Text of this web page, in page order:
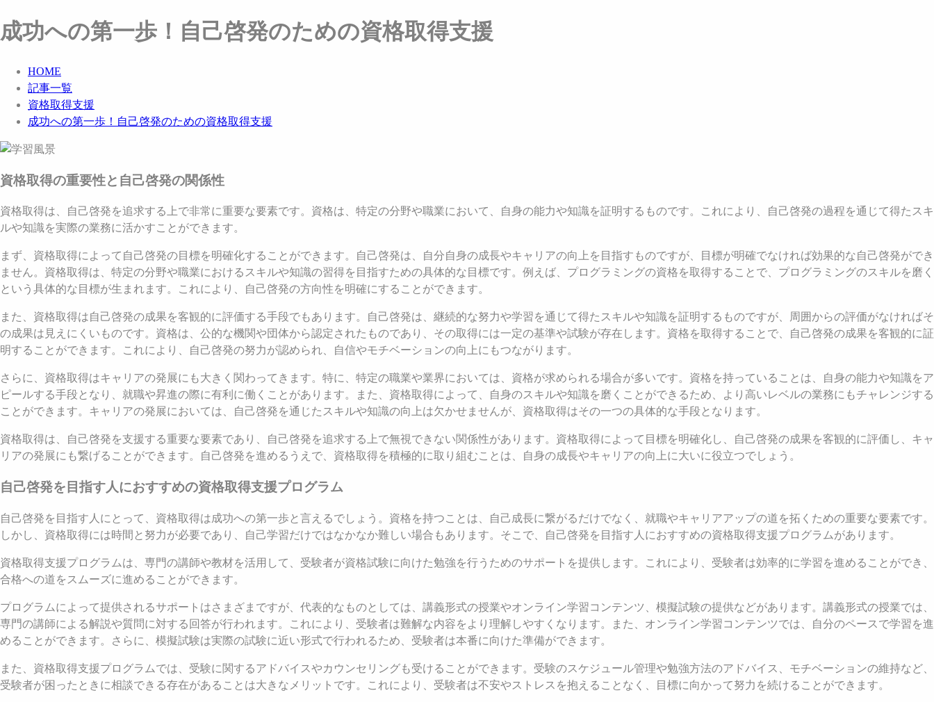
成功への第一歩！自己啓発のための資格取得支援
HOME
記事一覧
資格取得支援
成功への第一歩！自己啓発のための資格取得支援
資格取得の重要性と自己啓発の関係性
資格取得は、自己啓発を追求する上で非常に重要な要素です。資格は、特定の分野や職業において、自身の能力や知識を証明するものです。これにより、自己啓発の過程を通じて得たスキ
ルや知識を実際の業務に活かすことができます。
まず、資格取得によって自己啓発の目標を明確化することができます。自己啓発は、自分自身の成長やキャリアの向上を目指すものですが、目標が明確でなければ効果的な自己啓発ができ
ません。資格取得は、特定の分野や職業におけるスキルや知識の習得を目指すための具体的な目標です。例えば、プログラミングの資格を取得することで、プログラミングのスキルを磨く
という具体的な目標が生まれます。これにより、自己啓発の方向性を明確にすることができます。
また、資格取得は自己啓発の成果を客観的に評価する手段でもあります。自己啓発は、継続的な努力や学習を通じて得たスキルや知識を証明するものですが、周囲からの評価がなければそ
の成果は見えにくいものです。資格は、公的な機関や団体から認定されたものであり、その取得には一定の基準や試験が存在します。資格を取得することで、自己啓発の成果を客観的に証
明することができます。これにより、自己啓発の努力が認められ、自信やモチベーションの向上にもつながります。
さらに、資格取得はキャリアの発展にも大きく関わってきます。特に、特定の職業や業界においては、資格が求められる場合が多いです。資格を持っていることは、自身の能力や知識をア
ピールする手段となり、就職や昇進の際に有利に働くことがあります。また、資格取得によって、自身のスキルや知識を磨くことができるため、より高いレベルの業務にもチャレンジする
ことができます。キャリアの発展においては、自己啓発を通じたスキルや知識の向上は欠かせませんが、資格取得はその一つの具体的な手段となります。
資格取得は、自己啓発を支援する重要な要素であり、自己啓発を追求する上で無視できない関係性があります。資格取得によって目標を明確化し、自己啓発の成果を客観的に評価し、キャ
リアの発展にも繋げることができます。自己啓発を進めるうえで、資格取得を積極的に取り組むことは、自身の成長やキャリアの向上に大いに役立つでしょう。
自己啓発を目指す人におすすめの資格取得支援プログラム
自己啓発を目指す人にとって、資格取得は成功への第一歩と言えるでしょう。資格を持つことは、自己成長に繋がるだけでなく、就職やキャリアアップの道を拓くための重要な要素です。
しかし、資格取得には時間と努力が必要であり、自己学習だけではなかなか難しい場合もあります。そこで、自己啓発を目指す人におすすめの資格取得支援プログラムがあります。
資格取得支援プログラムは、専門の講師や教材を活用して、受験者が資格試験に向けた勉強を行うためのサポートを提供します。これにより、受験者は効率的に学習を進めることができ、
合格への道をスムーズに進めることができます。
プログラムによって提供されるサポートはさまざまですが、代表的なものとしては、講義形式の授業やオンライン学習コンテンツ、模擬試験の提供などがあります。講義形式の授業では、
専門の講師による解説や質問に対する回答が行われます。これにより、受験者は難解な内容をより理解しやすくなります。また、オンライン学習コンテンツでは、自分のペースで学習を進
めることができます。さらに、模擬試験は実際の試験に近い形式で行われるため、受験者は本番に向けた準備ができます。
また、資格取得支援プログラムでは、受験に関するアドバイスやカウンセリングも受けることができます。受験のスケジュール管理や勉強方法のアドバイス、モチベーションの維持など、
受験者が困ったときに相談できる存在があることは大きなメリットです。これにより、受験者は不安やストレスを抱えることなく、目標に向かって努力を続けることができます。